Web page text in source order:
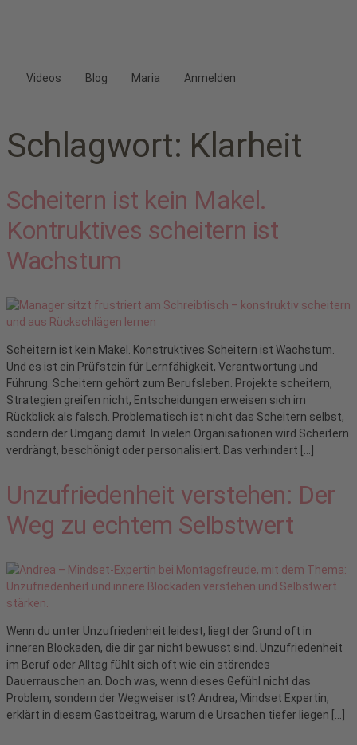
Videos Blog Maria Anmelden
Schlagwort: Klarheit
Scheitern ist kein Makel.
Kontruktives scheitern ist
Wachstum
Scheitern ist kein Makel. Konstruktives Scheitern ist Wachstum.
Und es ist ein Prüfstein für Lernfähigkeit, Verantwortung und
Führung. Scheitern gehört zum Berufsleben. Projekte scheitern,
Strategien greifen nicht, Entscheidungen erweisen sich im
Rückblick als falsch. Problematisch ist nicht das Scheitern selbst,
sondern der Umgang damit. In vielen Organisationen wird Scheitern
verdrängt, beschönigt oder personalisiert. Das verhindert […]
Unzufriedenheit verstehen: Der
Weg zu echtem Selbstwert
Wenn du unter Unzufriedenheit leidest, liegt der Grund oft in
inneren Blockaden, die dir gar nicht bewusst sind. Unzufriedenheit
im Beruf oder Alltag fühlt sich oft wie ein störendes
Dauerrauschen an. Doch was, wenn dieses Gefühl nicht das
Problem, sondern der Wegweiser ist? Andrea, Mindset Expertin,
erklärt in diesem Gastbeitrag, warum die Ursachen tiefer liegen […]